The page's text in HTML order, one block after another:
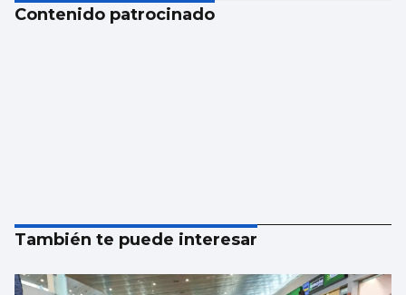
Contenido patrocinado
También te puede interesar